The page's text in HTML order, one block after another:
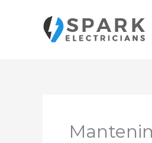
contenido